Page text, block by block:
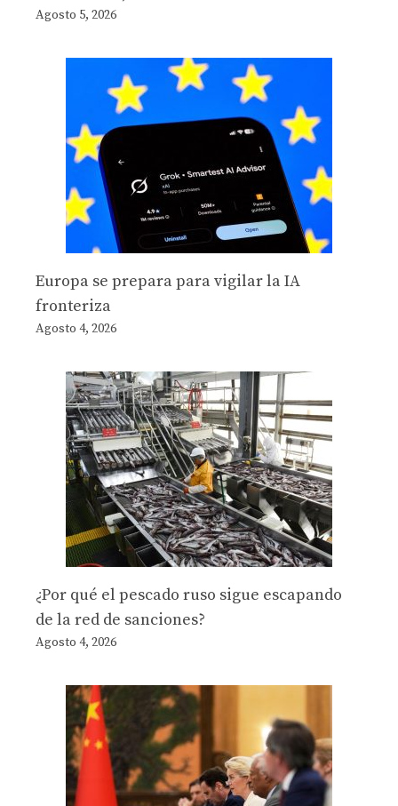
Agosto 5, 2026
Europa se prepara para vigilar la IA
fronteriza
Agosto 4, 2026
¿Por qué el pescado ruso sigue escapando
de la red de sanciones?
Agosto 4, 2026